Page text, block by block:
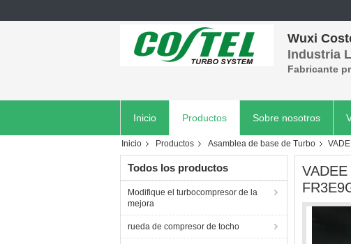
Wuxi
Industria
Fabricante
Inicio Productos Sobre nosotros
Inicio Productos Asamblea de base de Turbo
Todos los productos
Modifique el turbocompresor de la
mejora
rueda de compresor de tocho